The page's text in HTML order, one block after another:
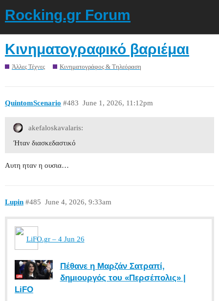
Rocking.gr Forum
Κινηματογραφικό βαριέμαι
Άλλες Τέχνες Κινηματογράφος & Τηλεόραση
QuintomScenario June 1, 2026, 11:12pm
#483
akefaloskavalaris:
Ήταν διασκεδαστικό
Αυτη ηταν η ουσια…
Lupin June 4, 2026, 9:33am
#485
LiFO.gr – 4 Jun 26
Πέθανε η Μαρζάν Σατραπί,
δημιουργός του «Περσέπολις» |
LiFO